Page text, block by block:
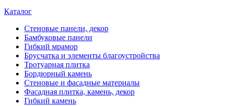
Каталог
Стеновые панели, декор
Бамбуковые панели
Гибкий мрамор
Брусчатка и элементы благоустройства
Тротуарная плитка
Бордюрный камень
Стеновые и фасадные материалы
Фасадная плитка, камень, декор
Гибкий камень